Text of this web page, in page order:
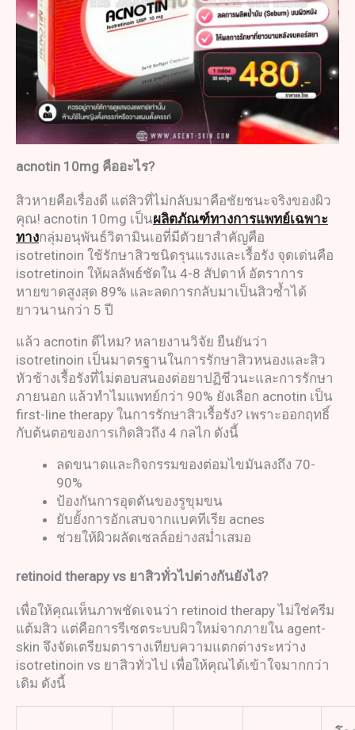
acnotin 10mg คืออะไร?
สิวหายคือเรื่องดี แต่สิวที่ไม่กลับมาคือชัยชนะจริงของผิว
คุณ! acnotin 10mg เป็นผลิตภัณฑ์ทางการแพทย์เฉพาะ
ทางกลุ่มอนุพันธ์วิตามินเอที่มีตัวยาสำคัญคือ
isotretinoin ใช้รักษาสิวชนิดรุนแรงและเรื้อรัง จุดเด่นคือ
isotretinoin ให้ผลลัพธ์ชัดใน 4-8 สัปดาห์ อัตราการ
หายขาดสูงสุด 89% และลดการกลับมาเป็นสิวซ้ำได้
ยาวนานกว่า 5 ปี
แล้ว acnotin ดีไหม? หลายงานวิจัย ยืนยันว่า
isotretinoin เป็นมาตรฐานในการรักษาสิวหนองและสิว
หัวช้างเรื้อรังที่ไม่ตอบสนองต่อยาปฏิชีวนะและการรักษา
ภายนอก แล้วทำไมแพทย์กว่า 90% ยังเลือก acnotin เป็น
first-line therapy ในการรักษาสิวเรื้อรัง? เพราะออกฤทธิ์
กับต้นตอของการเกิดสิวถึง 4 กลไก ดังนี้
ลดขนาดและกิจกรรมของต่อมไขมันลงถึง 70-
90%
ป้องกันการอุดตันของรูขุมขน
ยับยั้งการอักเสบจากแบคทีเรีย acnes
ช่วยให้ผิวผลัดเซลล์อย่างสม่ำเสมอ
retinoid therapyvs ยาสิวทั่วไปต่างกันยังไง?
เพื่อให้คุณเห็นภาพชัดเจนว่า retinoid therapy ไม่ใช่ครีม
แต้มสิว แต่คือการรีเซตระบบผิวใหม่จากภายใน agent-
skin จึงจัดเตรียมตารางเทียบความแตกต่างระหว่าง
isotretinoin vs ยาสิวทั่วไป เพื่อให้คุณได้เข้าใจมากกว่า
เดิม ดังนี้